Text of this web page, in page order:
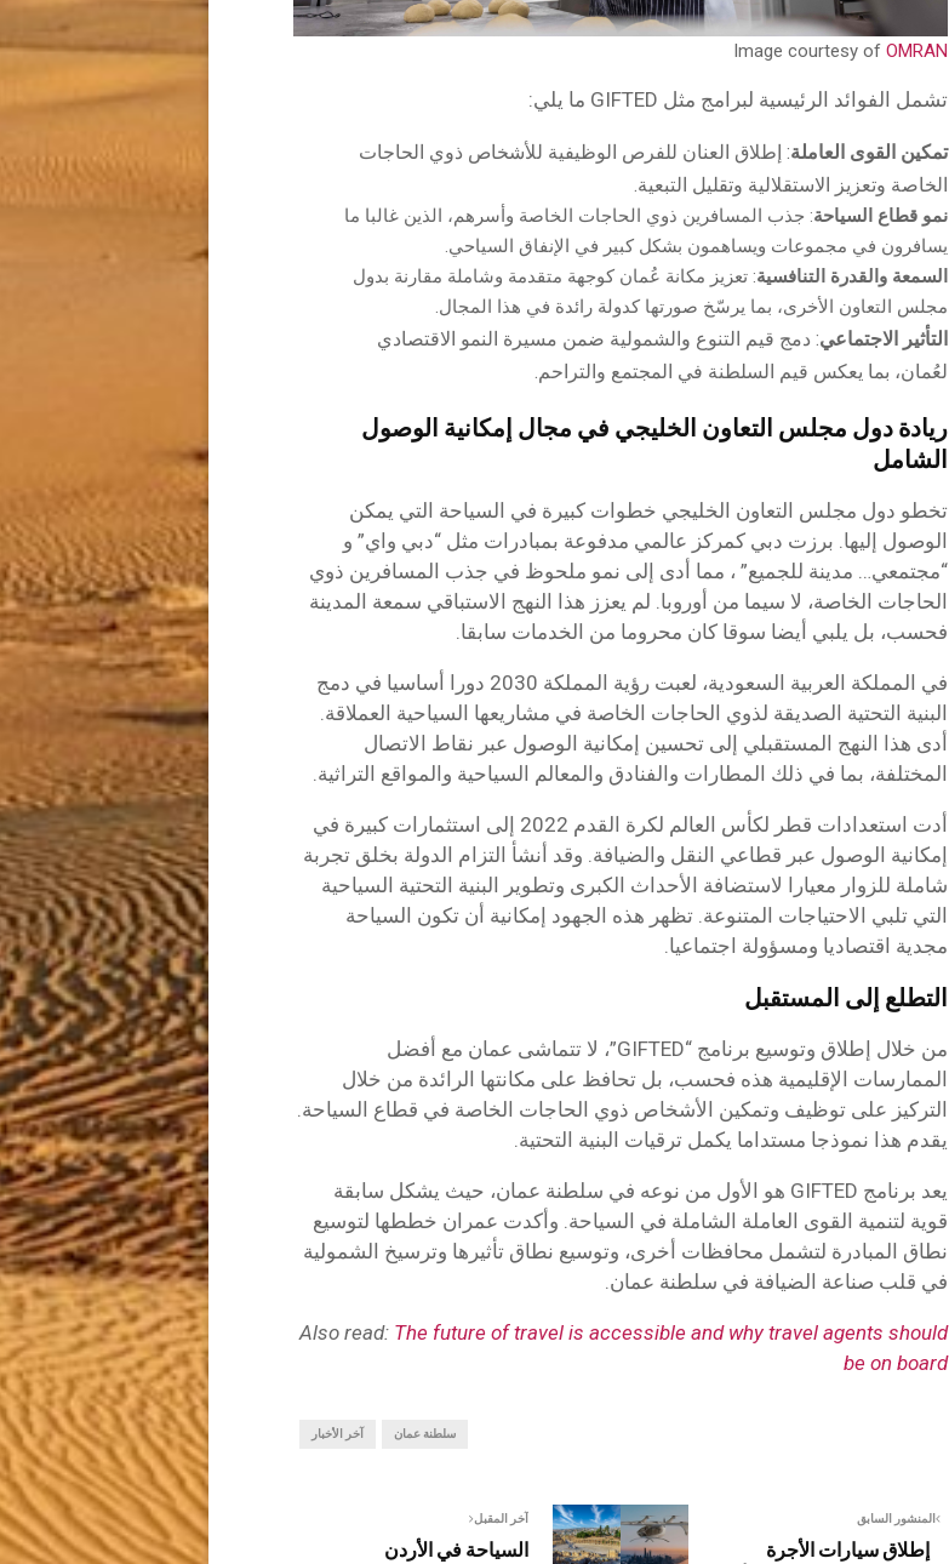
Image courtesy of OMRAN
تشمل الفوائد الرئيسية لبرامج مثل GIFTED ما يلي:
تمكين القوى العاملة: إطلاق العنان للفرص الوظيفية للأشخاص ذوي الحاجات
الخاصة وتعزيز الاستقلالية وتقليل التبعية.
نمو قطاع السياحة: جذب المسافرين ذوي الحاجات الخاصة وأسرهم، الذين غالبا ما
يسافرون في مجموعات ويساهمون بشكل كبير في الإنفاق السياحي.
السمعة والقدرة التنافسية: تعزيز مكانة عُمان كوجهة متقدمة وشاملة مقارنة بدول
مجلس التعاون الأخرى، بما يرسّخ صورتها كدولة رائدة في هذا المجال.
التأثير الاجتماعي: دمج قيم التنوع والشمولية ضمن مسيرة النمو الاقتصادي
لعُمان، بما يعكس قيم السلطنة في المجتمع والتراحم.
ريادة دول مجلس التعاون الخليجي في مجال إمكانية الوصول
الشامل
تخطو دول مجلس التعاون الخليجي خطوات كبيرة في السياحة التي يمكن
الوصول إليها. برزت دبي كمركز عالمي مدفوعة بمبادرات مثل “دبي واي” و
“مجتمعي… مدينة للجميع” ، مما أدى إلى نمو ملحوظ في جذب المسافرين ذوي
الحاجات الخاصة، لا سيما من أوروبا. لم يعزز هذا النهج الاستباقي سمعة المدينة
فحسب، بل يلبي أيضا سوقا كان محروما من الخدمات سابقا.
في المملكة العربية السعودية، لعبت رؤية المملكة 2030 دورا أساسيا في دمج
البنية التحتية الصديقة لذوي الحاجات الخاصة في مشاريعها السياحية العملاقة.
أدى هذا النهج المستقبلي إلى تحسين إمكانية الوصول عبر نقاط الاتصال
المختلفة، بما في ذلك المطارات والفنادق والمعالم السياحية والمواقع التراثية.
أدت استعدادات قطر لكأس العالم لكرة القدم 2022 إلى استثمارات كبيرة في
إمكانية الوصول عبر قطاعي النقل والضيافة. وقد أنشأ التزام الدولة بخلق تجربة
شاملة للزوار معيارا لاستضافة الأحداث الكبرى وتطوير البنية التحتية السياحية
التي تلبي الاحتياجات المتنوعة. تظهر هذه الجهود إمكانية أن تكون السياحة
مجدية اقتصاديا ومسؤولة اجتماعيا.
التطلع إلى المستقبل
من خلال إطلاق وتوسيع برنامج “GIFTED”، لا تتماشى عمان مع أفضل
الممارسات الإقليمية هذه فحسب، بل تحافظ على مكانتها الرائدة من خلال
التركيز على توظيف وتمكين الأشخاص ذوي الحاجات الخاصة في قطاع السياحة.
يقدم هذا نموذجا مستداما يكمل ترقيات البنية التحتية.
يعد برنامج GIFTED هو الأول من نوعه في سلطنة عمان، حيث يشكل سابقة
قوية لتنمية القوى العاملة الشاملة في السياحة. وأكدت عمران خططها لتوسيع
نطاق المبادرة لتشمل محافظات أخرى، وتوسيع نطاق تأثيرها وترسيخ الشمولية
في قلب صناعة الضيافة في سلطنة عمان.
Also read: The future of travel is accessible and why travel agents should
be on board
آخر الأخبار سلطنة عمان
المنشور السابق
إطلاق سيارات الأجرة
آخر المقبل
السياحة في الأردن